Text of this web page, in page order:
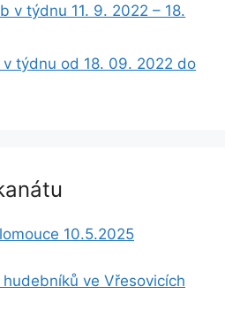
v týdnu 11. 9. 2022 – 18.
týdnu od 18. 09. 2022 do
10.5.2025
ve Vřesovicích